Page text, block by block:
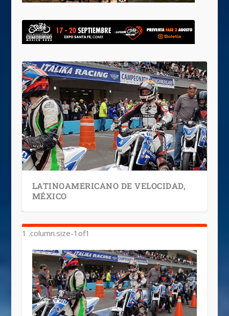
LATINOAMERICANO DE VELOCIDAD,
MÉXICO